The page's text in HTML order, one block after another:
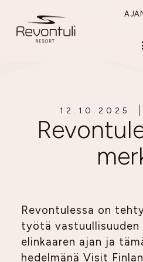
12.10.2025
Revontulessa on
työtä vastuullisuuden
elinkaaren ajan ja
hedelmänä Visit